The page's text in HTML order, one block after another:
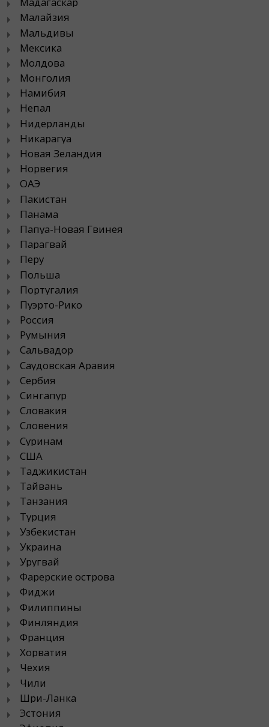
Малайзия
Мальдивы
Мексика
Молдова
Монголия
Намибия
Непал
Нидерланды
Никарагуа
Новая Зеландия
Норвегия
ОАЭ
Пакистан
Панама
Папуа-Новая Гвинея
Парагвай
Перу
Польша
Португалия
Пуэрто-Рико
Россия
Румыния
Сальвадор
Саудовская Аравия
Сербия
Сингапур
Словакия
Словения
Суринам
США
Таджикистан
Тайвань
Танзания
Турция
Узбекистан
Украина
Уругвай
Фарерские острова
Фиджи
Филиппины
Финляндия
Франция
Хорватия
Чехия
Чили
Шри-Ланка
Эстония